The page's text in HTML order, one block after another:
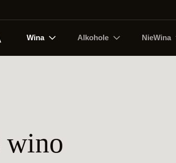
Wina Alkohole NieWina
wino